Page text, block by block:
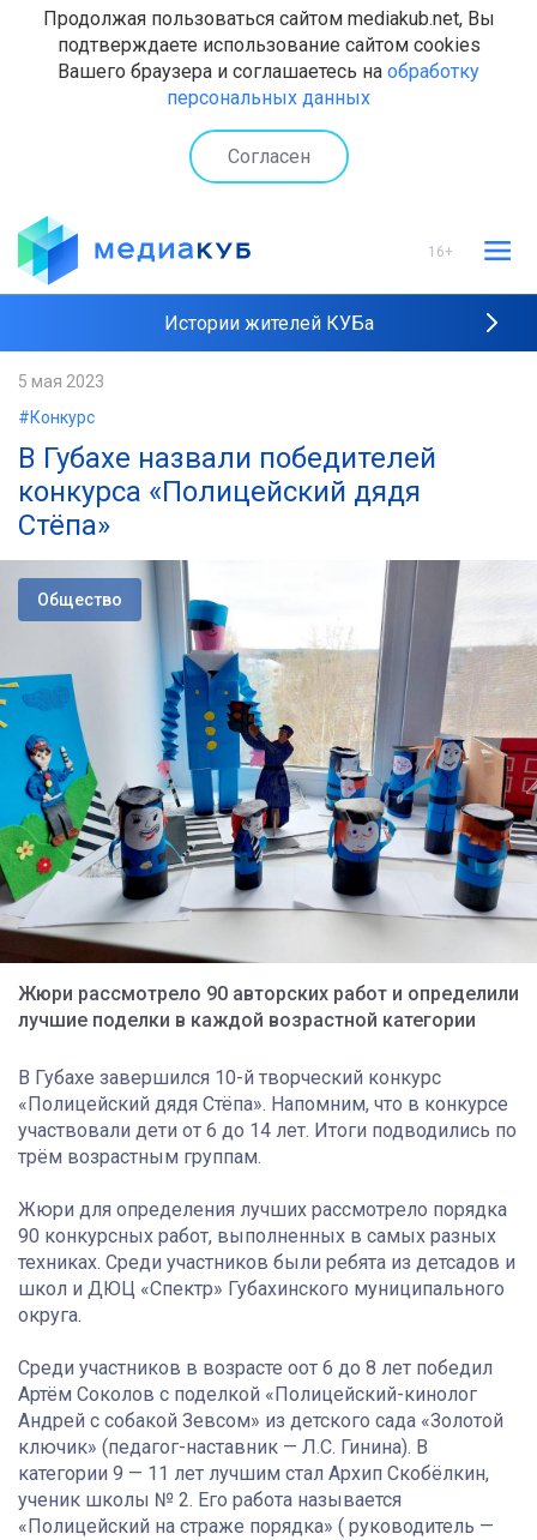
Продолжая пользоваться сайтом mediakub.net, Вы
подтверждаете использование сайтом cookies
Вашего браузера и соглашаетесь на обработку
персональных данных
Согласен
16+
Истории жителей КУБа
Наши интервью
5 мая 2023
#Конкурс
В Губахе назвали победителей
конкурса «Полицейский дядя
Стёпа»
Общество
Жюри рассмотрело 90 авторских работ и определили
лучшие поделки в каждой возрастной категории
В Губахе завершился 10-й творческий конкурс
«Полицейский дядя Стёпа». Напомним, что в конкурсе
участвовали дети от 6 до 14 лет. Итоги подводились по
трём возрастным группам.
Жюри для определения лучших рассмотрело порядка
90 конкурсных работ, выполненных в самых разных
техниках. Среди участников были ребята из детсадов и
школ и ДЮЦ «Спектр» Губахинского муниципального
округа.
Среди участников в возрасте оот 6 до 8 лет победил
Артём Соколов с поделкой «Полицейский-кинолог
Андрей с собакой Зевсом» из детского сада «Золотой
ключик» (педагог-наставник — Л.С. Гинина). В
категории 9 — 11 лет лучшим стал Архип Скобёлкин,
ученик школы № 2. Его работа называется
«Полицейский на страже порядка» ( руководитель —